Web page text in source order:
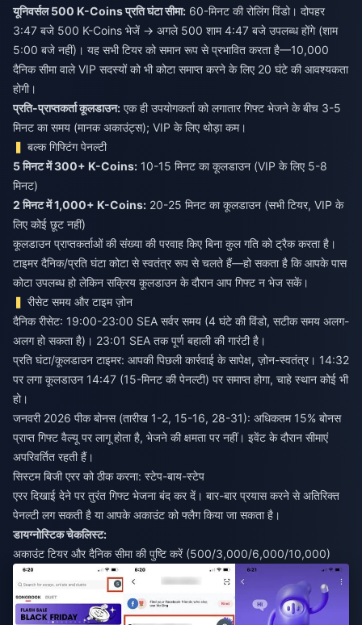
यूनिवर्सल 500 K-Coins प्रति घंटा सीमा: 60-मिनट की रोलिंग विंडो। दोपहर
3:47 बजे 500 K-Coins भेजें → अगले 500 शाम 4:47 बजे उपलब्ध होंगे (शाम
5:00 बजे नहीं)। यह सभी टियर को समान रूप से प्रभावित करता है—10,000
दैनिक सीमा वाले VIP सदस्यों को भी कोटा समाप्त करने के लिए 20 घंटे की आवश्यकता
होगी।
प्रति-प्राप्तकर्ता कूलडाउन: एक ही उपयोगकर्ता को लगातार गिफ्ट भेजने के बीच 3-5
मिनट का समय (मानक अकाउंट्स); VIP के लिए थोड़ा कम।
बल्क गिफ्टिंग पेनल्टी
5 मिनट में 300+ K-Coins: 10-15 मिनट का कूलडाउन (VIP के लिए 5-8
मिनट)
2 मिनट में 1,000+ K-Coins: 20-25 मिनट का कूलडाउन (सभी टियर, VIP के
लिए कोई छूट नहीं)
कूलडाउन प्राप्तकर्ताओं की संख्या की परवाह किए बिना कुल गति को ट्रैक करता है।
टाइमर दैनिक/प्रति घंटा कोटा से स्वतंत्र रूप से चलते हैं—हो सकता है कि आपके पास
कोटा उपलब्ध हो लेकिन सक्रिय कूलडाउन के दौरान आप गिफ्ट न भेज सकें।
रीसेट समय और टाइम ज़ोन
दैनिक रीसेट: 19:00-23:00 SEA सर्वर समय (4 घंटे की विंडो, सटीक समय अलग-
अलग हो सकता है)। 23:01 SEA तक पूर्ण बहाली की गारंटी है।
प्रति घंटा/कूलडाउन टाइमर: आपकी पिछली कार्रवाई के सापेक्ष, ज़ोन-स्वतंत्र। 14:32
पर लगा कूलडाउन 14:47 (15-मिनट की पेनल्टी) पर समाप्त होगा, चाहे स्थान कोई भी
हो।
जनवरी 2026 पीक बोनस (तारीख 1-2, 15-16, 28-31): अधिकतम 15% बोनस
प्राप्त गिफ्ट वैल्यू पर लागू होता है, भेजने की क्षमता पर नहीं। इवेंट के दौरान सीमाएं
अपरिवर्तित रहती हैं।
सिस्टम बिजी एरर को ठीक करना: स्टेप-बाय-स्टेप
एरर दिखाई देने पर तुरंत गिफ्ट भेजना बंद कर दें। बार-बार प्रयास करने से अतिरिक्त
पेनल्टी लग सकती है या आपके अकाउंट को फ्लैग किया जा सकता है।
डायग्नोस्टिक चेकलिस्ट:
अकाउंट टियर और दैनिक सीमा की पुष्टि करें (500/3,000/6,000/10,000)